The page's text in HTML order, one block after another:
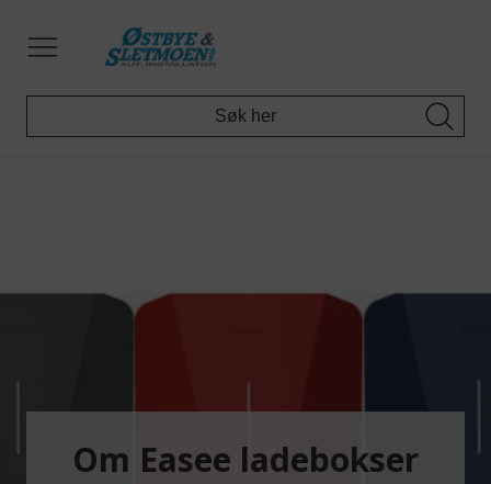
Om Easee ladebokser